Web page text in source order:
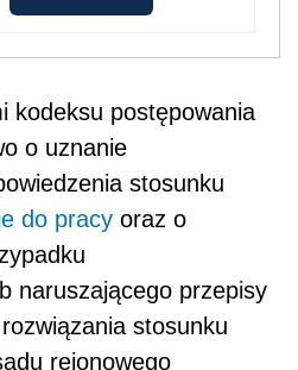
kodeksu postępowania
o uznanie
stosunku
do pracy oraz o
naruszającego przepisy
stosunku
rejonowego